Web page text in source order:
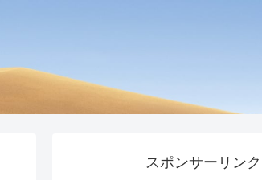
スポンサーリンク